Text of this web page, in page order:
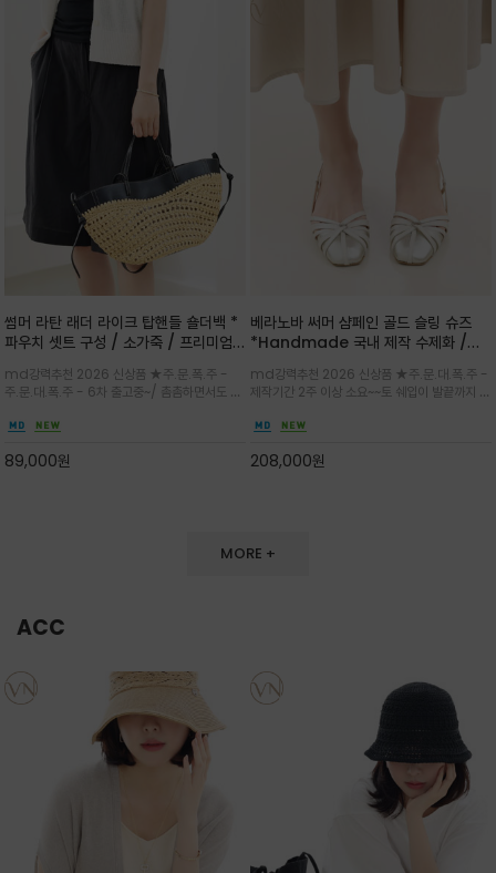
썸머 라탄 래더 라이크 탑핸들 숄더백 *
파우치 셋트 구성 / 소가죽 / 프리미엄
라이크 배색이 조화롭게 어우러진 탑핸
들 숄더백
md강력추천 2026 신상품 ★주.문.폭.주 -
주.문.대.폭.주 - 6차 출고중~/ 촘촘하면서도 입
만들며 부드러운 곡선의 바스켓 실루엣에 넉넉한
양한 연출이
89,000원
베라노바 써머 샴페인 골드 슬링 슈즈
*Handmade 국내 제작 수제화 /은
스럽게 밝혀주는 슬링백 플랫슈
md강력추천 2026 신상품 ★주.문.대.폭.주 -
제작기간 2주 이상 소요~~토 쉐입이 발끝까지 세
끔한 디자인과 베이직한 컬러감으로 높은 활용도
일까지 두루 잘 어울리는 활2
208,000원
MORE +
ACC